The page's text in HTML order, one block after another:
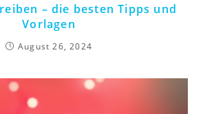
– die besten Tipps und
Vorlagen
August 26, 2024